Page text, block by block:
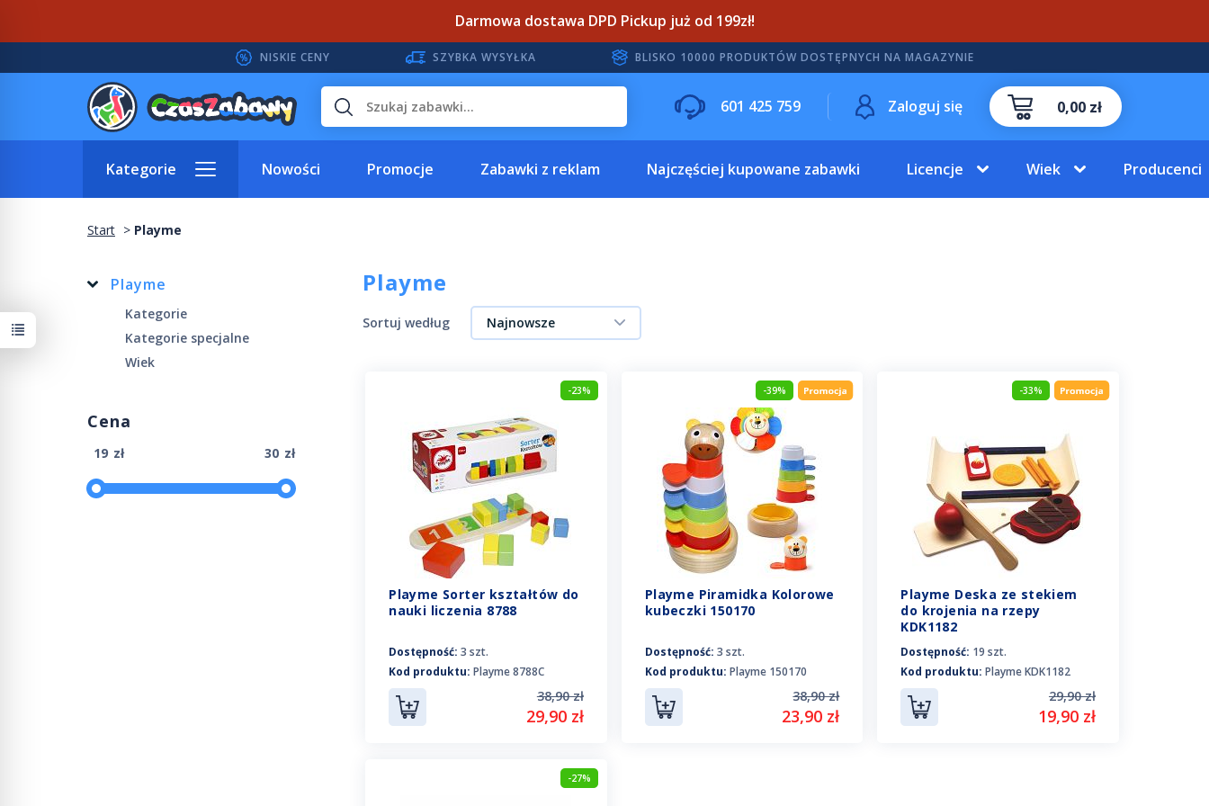
Darmowa dostawa DPD Pickup już od 199zł!
NISKIE CENY SZYBKA WYSYŁKA BLISKO 10000 PRODUKTÓW DOSTĘPNYCH NA MAGAZYNIE
0,00 zł
Zaloguj się
601 425 759
Wyszukaj
Kategorie Nowości Promocje Zabawki z reklam Najczęściej kupowane zabawki Licencje Wiek Producenci
Start Playme
Playme
Sortuj według Najnowsze
-23%
Playme Sorter kształtów do
nauki liczenia 8788
Dostępność: 3 szt.
Kod produktu: Playme 8788C
38,90 zł
29,90 zł
-39%
Playme Piramidka Kolorowe
kubeczki 150170
Dostępność: 3 szt.
Kod produktu: Playme 150170
38,90 zł
23,90 zł
-33%
Playme Deska ze stekiem
do krojenia na rzepy
KDK1182
Dostępność: 19 szt.
Kod produktu: Playme KDK1182
29,90 zł
19,90 zł
-27%
Playme
Kategorie
Kategorie specjalne
Wiek
Cena
zł zł